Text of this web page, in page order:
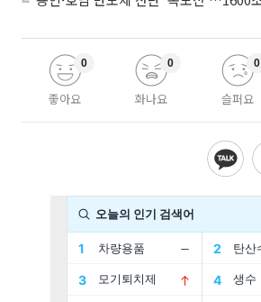
좋아요
0
화나요
0
슬퍼요
0